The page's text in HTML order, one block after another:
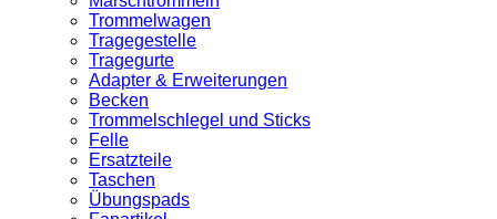
Trommelwagen
Tragegestelle
Tragegurte
Adapter & Erweiterungen
Becken
Trommelschlegel und Sticks
Felle
Ersatzteile
Taschen
Übungspads